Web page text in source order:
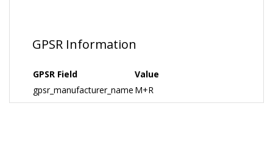
GPSR Information
GPSR Field
Value
gpsr_manufacturer_name M+R